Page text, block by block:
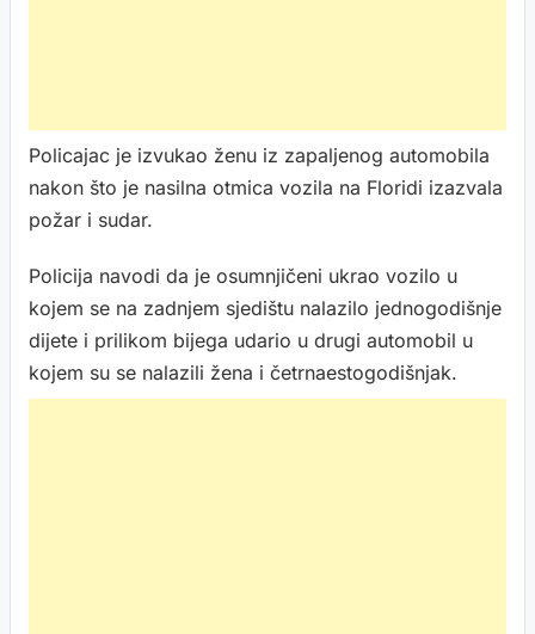
Policajac je izvukao ženu iz zapaljenog automobila
nakon što je nasilna otmica vozila na Floridi izazvala
požar i sudar.
Policija navodi da je osumnjičeni ukrao vozilo u
kojem se na zadnjem sjedištu nalazilo jednogodišnje
dijete i prilikom bijega udario u drugi automobil u
kojem su se nalazili žena i četrnaestogodišnjak.